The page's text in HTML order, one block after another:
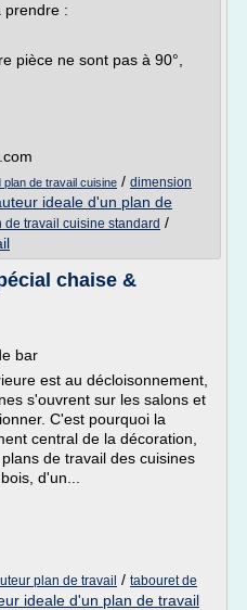
prendre :
pièce ne sont pas à 90°,
plan de travail cuisine / dimension
ideale d'un plan de
travail cuisine standard /
chaise &
bar
est au décloisonnement,
s'ouvrent sur les salons et
C'est pourquoi la
central de la décoration,
de travail des cuisines
d'un...
plan de travail / tabouret de
ideale d'un plan de travail